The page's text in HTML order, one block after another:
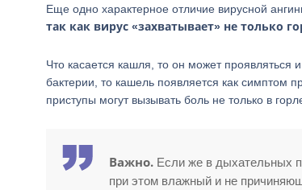
Еще одно характерное отличие вирусной
так как вирус «захватывает» не только
Что касается кашля, то он может
бактерии, то кашель появляется как симптом
приступы могут вызывать боль не только в
Важно. Если же в дыхательных
при этом влажный и не